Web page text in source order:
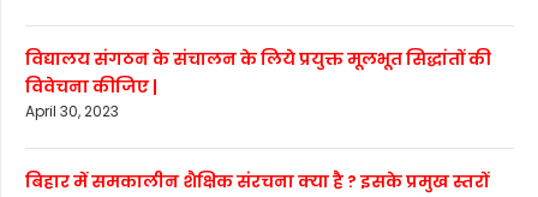
विद्यालय संगठन के संचालन के लिये प्रयुक्त मूलभूत सिद्धांतों की
विवेचना कीजिए |
April 30, 2023
बिहार में समकालीन शैक्षिक संरचना क्या है ? इसके प्रमुख स्तरों